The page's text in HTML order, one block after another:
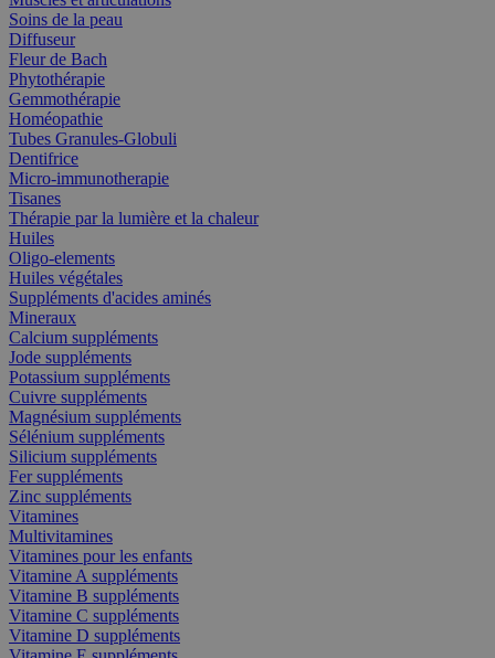
Soins de la peau
Diffuseur
Fleur de Bach
Phytothérapie
Gemmothérapie
Homéopathie
Tubes Granules-Globuli
Dentifrice
Micro-immunotherapie
Tisanes
Thérapie par la lumière et la chaleur
Huiles
Oligo-elements
Huiles végétales
Suppléments d'acides aminés
Mineraux
Calcium suppléments
Jode suppléments
Potassium suppléments
Cuivre suppléments
Magnésium suppléments
Sélénium suppléments
Silicium suppléments
Fer suppléments
Zinc suppléments
Vitamines
Multivitamines
Vitamines pour les enfants
Vitamine A suppléments
Vitamine B suppléments
Vitamine C suppléments
Vitamine D suppléments